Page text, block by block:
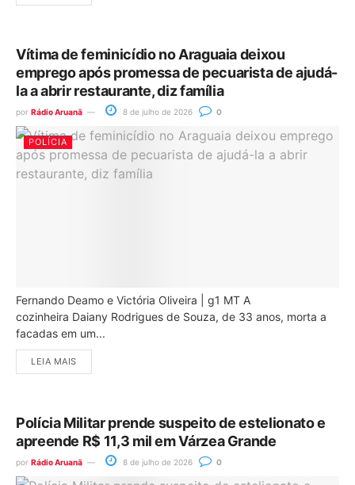
Vítima de feminicídio no Araguaia deixou
emprego após promessa de pecuarista de ajudá-
la a abrir restaurante, diz família
por Rádio Aruanã 8 de julho de 2026 0
POLÍCIA
Fernando Deamo e Victória Oliveira | g1 MT A
cozinheira Daiany Rodrigues de Souza, de 33 anos, morta a
facadas em um...
LEIA MAIS
Polícia Militar prende suspeito de estelionato e
apreende R$ 11,3 mil em Várzea Grande
por Rádio Aruanã 8 de julho de 2026 0